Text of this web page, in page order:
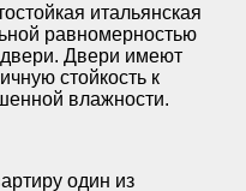
итальянская
равномерностью
Двери имеют
стойкость к
влажности.
один из